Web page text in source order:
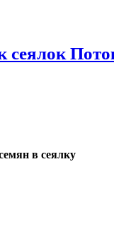
сеялок
в сеялку